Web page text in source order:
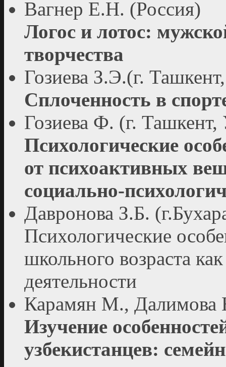
Вагнер Е.Н. (Россия)
Логос и лотос:
творчества
Гозиева З.Э.(г.
Сплоченность в
Гозиева Ф. (г. Ташкент,
Психологические
от психоактивных
социально-
Давронова З.Б.
Психологические
школьного возраста
деятельности
Карамян М., Далимова
Изучение
узбекистанцев: